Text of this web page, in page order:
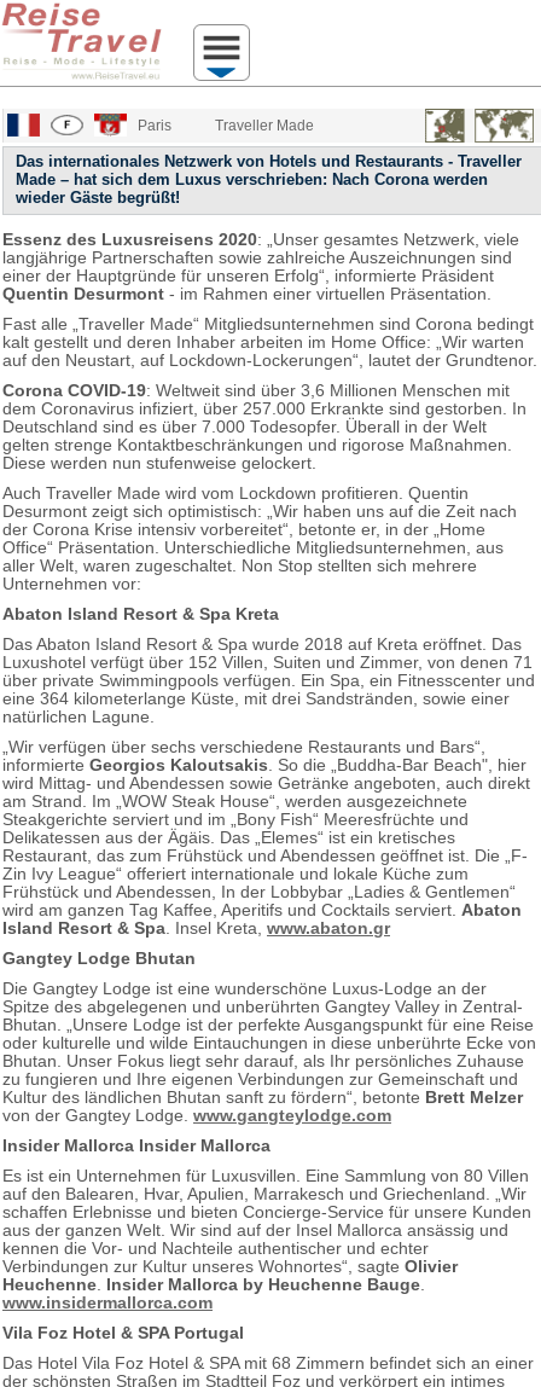
Paris Traveller Made
Das internationales Netzwerk von Hotels und Restaurants - Traveller
Made – hat sich dem Luxus verschrieben: Nach Corona werden
wieder Gäste begrüßt!
Essenz des Luxusreisens 2020: „Unser gesamtes Netzwerk, viele
langjährige Partnerschaften sowie zahlreiche Auszeichnungen sind
einer der Hauptgründe für unseren Erfolg“, informierte Präsident
Quentin Desurmont - im Rahmen einer virtuellen Präsentation.
Fast alle „Traveller Made“ Mitgliedsunternehmen sind Corona bedingt
kalt gestellt und deren Inhaber arbeiten im Home Office: „Wir warten
auf den Neustart, auf Lockdown-Lockerungen“, lautet der Grundtenor.
Corona COVID-19: Weltweit sind über 3,6 Millionen Menschen mit
dem Coronavirus infiziert, über 257.000 Erkrankte sind gestorben. In
Deutschland sind es über 7.000 Todesopfer. Überall in der Welt
gelten strenge Kontaktbeschränkungen und rigorose Maßnahmen.
Diese werden nun stufenweise gelockert.
Auch Traveller Made wird vom Lockdown profitieren. Quentin
Desurmont zeigt sich optimistisch: „Wir haben uns auf die Zeit nach
der Corona Krise intensiv vorbereitet“, betonte er, in der „Home
Office“ Präsentation. Unterschiedliche Mitgliedsunternehmen, aus
aller Welt, waren zugeschaltet. Non Stop stellten sich mehrere
Unternehmen vor:
Abaton Island Resort & Spa Kreta
Das Abaton Island Resort & Spa wurde 2018 auf Kreta eröffnet. Das
Luxushotel verfügt über 152 Villen, Suiten und Zimmer, von denen 71
über private Swimmingpools verfügen. Ein Spa, ein Fitnesscenter und
eine 364 kilometerlange Küste, mit drei Sandstränden, sowie einer
natürlichen Lagune.
„Wir verfügen über sechs verschiedene Restaurants und Bars“,
informierte Georgios Kaloutsakis . So die „Buddha-Bar Beach", hier
wird Mittag- und Abendessen sowie Getränke angeboten, auch direkt
am Strand. Im „WOW Steak House“, werden ausgezeichnete
Steakgerichte serviert und im „Bony Fish“ Meeresfrüchte und
Delikatessen aus der Ägäis. Das „Elemes“ ist ein kretisches
Restaurant, das zum Frühstück und Abendessen geöffnet ist. Die „F-
Zin Ivy League“ offeriert internationale und lokale Küche zum
Frühstück und Abendessen, In der Lobbybar „Ladies & Gentlemen“
wird am ganzen Tag Kaffee, Aperitifs und Cocktails serviert. Abaton
Island Resort & Spa . Insel Kreta, www.abaton.gr
Gangtey Lodge Bhutan
Die Gangtey Lodge ist eine wunderschöne Luxus-Lodge an der
Spitze des abgelegenen und unberührten Gangtey Valley in Zentral-
Bhutan. „Unsere Lodge ist der perfekte Ausgangspunkt für eine Reise
oder kulturelle und wilde Eintauchungen in diese unberührte Ecke von
Bhutan. Unser Fokus liegt sehr darauf, als Ihr persönliches Zuhause
zu fungieren und Ihre eigenen Verbindungen zur Gemeinschaft und
Kultur des ländlichen Bhutan sanft zu fördern“, betonte Brett Melzer
von der Gangtey Lodge. www.gangteylodge.com
Insider Mallorca Insider Mallorca
Es ist ein Unternehmen für Luxusvillen. Eine Sammlung von 80 Villen
auf den Balearen, Hvar, Apulien, Marrakesch und Griechenland. „Wir
schaffen Erlebnisse und bieten Concierge-Service für unsere Kunden
aus der ganzen Welt. Wir sind auf der Insel Mallorca ansässig und
kennen die Vor- und Nachteile authentischer und echter
Verbindungen zur Kultur unseres Wohnortes“, sagte Olivier
Heuchenne Insider Mallorca by Heuchenne Bauge
www.insidermallorca.com
Vila Foz Hotel & SPA Portugal
Das Hotel Vila Foz Hotel & SPA mit 68 Zimmern befindet sich an einer
der schönsten Straßen im Stadtteil Foz und verkörpert ein intimes